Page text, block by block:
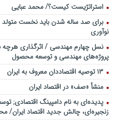
استراتژیست کیست؟‬/ محمد عبایی
برای صد ساله شدن باید نخست
نوآوری
نسل چهارم مهندسی / اثرگذاری هرچه
پروژه‌های مهندسی و توسعه محصول
۱۳ توصیه اقتصاددان معروف به ایران
منشأ «صف» در اقتصاد ایران
پدیده‌ای به نام دامپینگ اقتصادی;
زنجیره‌ای، چالش جدید اقتصاد ایران/